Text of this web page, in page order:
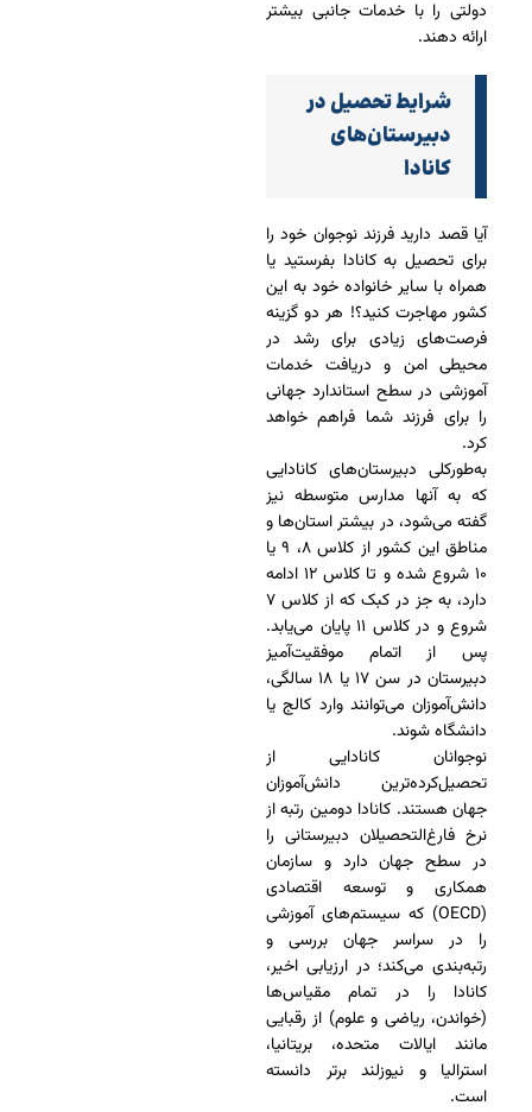
دولتی را با خدمات جانبی بیشتر
ارائه دهند.
شرایط تحصیل در
دبیرستان‌های
کانادا
آیا قصد دارید فرزند نوجوان خود را
برای تحصیل به کانادا بفرستید یا
همراه با سایر خانواده خود به این
کشور مهاجرت کنید؟! هر دو گزینه
فرصت‌های زیادی برای رشد در
محیطی امن و دریافت خدمات
آموزشی در سطح استاندارد جهانی
را برای فرزند شما فراهم خواهد
کرد.
به‌طورکلی دبیرستان‌های کانادایی
که به آنها مدارس متوسطه نیز
گفته می‌شود، در بیشتر استان‌ها و
مناطق این کشور از کلاس ۸، ۹ یا
۱۰ شروع شده و تا کلاس ۱۲ ادامه
دارد، به جز در کبک که از کلاس ۷
شروع و در کلاس ۱۱ پایان می‌یابد.
پس از اتمام موفقیت‌آمیز
دبیرستان در سن ۱۷ یا ۱۸ سالگی،
دانش‌آموزان می‌توانند وارد کالج یا
دانشگاه شوند.
نوجوانان کانادایی از
تحصیل‌کرده‌ترین دانش‌آموزان
جهان هستند. کانادا دومین رتبه از
نرخ فارغ‌التحصیلان دبیرستانی را
در سطح جهان دارد و سازمان
همکاری و توسعه اقتصادی
(OECD) که سیستم‌های آموزشی
را در سراسر جهان بررسی و
رتبه‌بندی می‌کند؛ در ارزیابی اخیر،
کانادا را در تمام مقیاس‌ها
(خواندن، ریاضی و علوم) از رقبایی
مانند ایالات متحده، بریتانیا،
استرالیا و نیوزلند برتر دانسته
است.